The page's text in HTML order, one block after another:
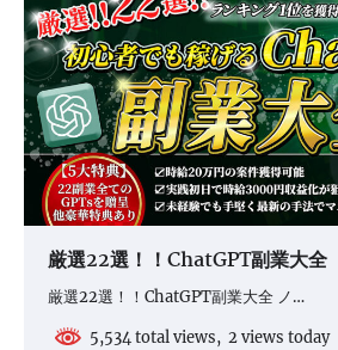
厳選22選！！ChatGPT副業大全
厳選22選！！ChatGPT副業大全 ノ…
5,534 total views, 2 views today